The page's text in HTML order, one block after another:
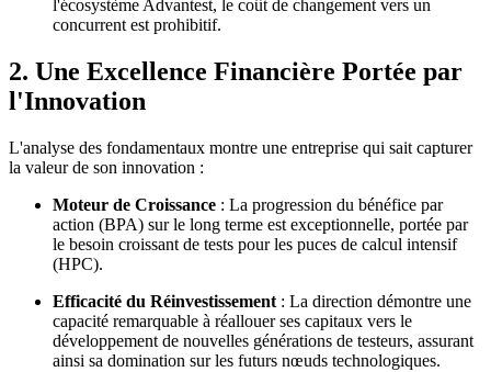
l'écosystème Advantest, le coût de changement vers un
concurrent est prohibitif.
2. Une Excellence Financière Portée par
l'Innovation
L'analyse des fondamentaux montre une entreprise qui sait capturer
la valeur de son innovation :
Moteur de Croissance : La progression du bénéfice par
action (BPA) sur le long terme est exceptionnelle, portée par
le besoin croissant de tests pour les puces de calcul intensif
(HPC).
Efficacité du Réinvestissement : La direction démontre une
capacité remarquable à réallouer ses capitaux vers le
développement de nouvelles générations de testeurs, assurant
ainsi sa domination sur les futurs nœuds technologiques.